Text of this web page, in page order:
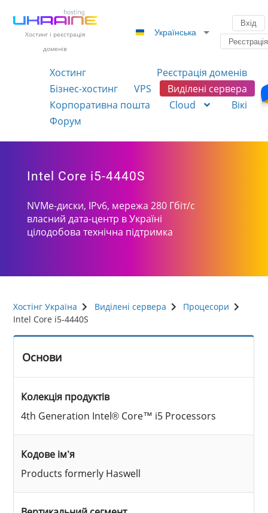
Хостинг і реєстрація
доменів
Українська
Вхід
Реєстрація
Хостинг
Реєстрація доменів
Бізнес-хостинг
VPS
Виділені сервера
Корпоративна пошта
Cloud
Вікі
Форум
Intel Core i5-4440S
NVMe-диски, IPv6, мережа 280 Гбіт/с
власний дата-центр в Україні
цілодобова технічна підтримка
Хостінг Україна Виділені сервера
Процесори
Intel Core i5-4440S
Основи
Колекція продуктів
4th Generation Intel® Core™ i5 Processors
Кодове ім’я
Products formerly Haswell